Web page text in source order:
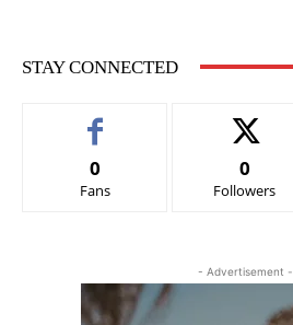
STAY CONNECTED
0
Fans
0
Followers
- Advertisement -